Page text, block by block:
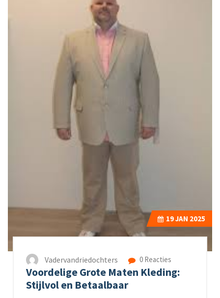
19JAN 2025
Vadervandriedochters 0 Reacties
Voordelige Grote Maten Kleding:
Stijlvol en Betaalbaar